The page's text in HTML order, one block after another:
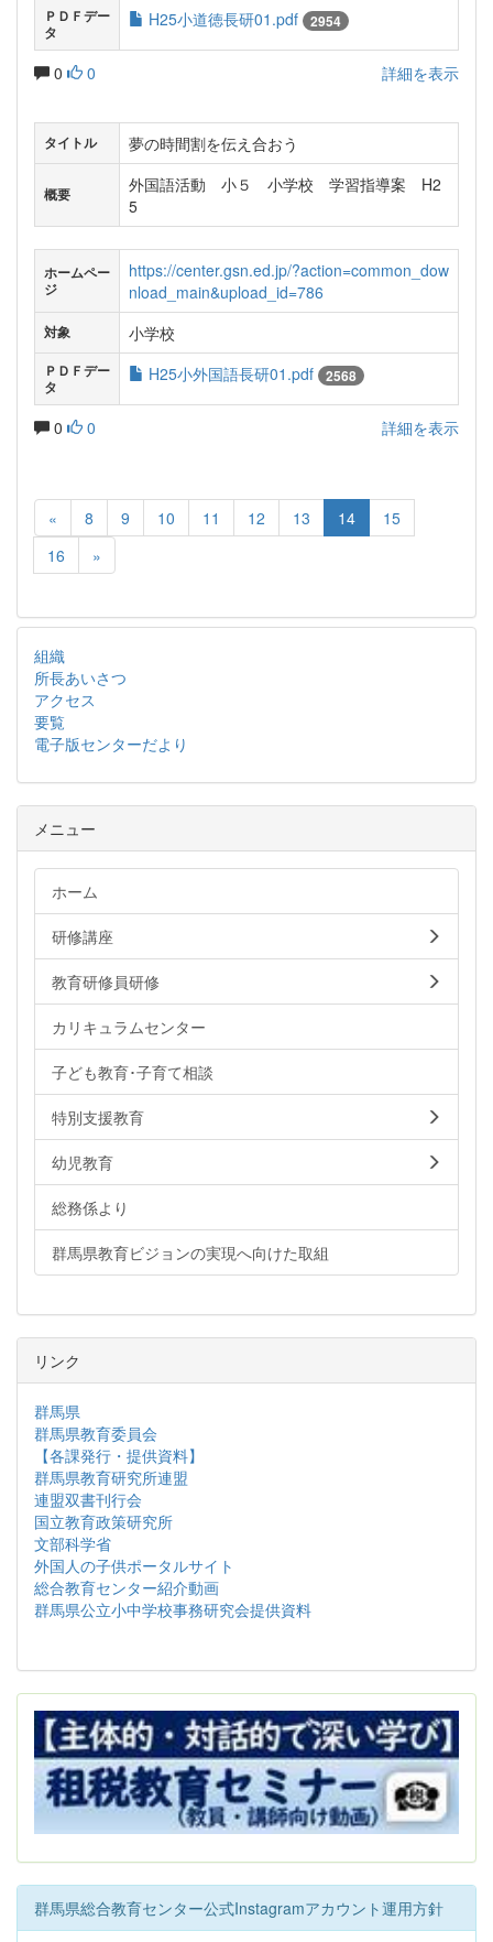
ＰＤＦデー
タ
H25小道徳長研01.pdf 2954
0 0 詳細を表示
タイトル 夢の時間割を伝え合おう
概要
外国語活動 小５ 小学校 学習指導案 H2
5
ホームペー
ジ
https://center.gsn.ed.jp/?action=common_dow
nload_main&upload_id=786
対象 小学校
ＰＤＦデー
タ
H25小外国語長研01.pdf 2568
0 0 詳細を表示
« 8 9 10 11 12 13 14
15
16
»
組織
所長あいさつ
アクセス
要覧
電子版センターだより
メニュー
ホーム
研修講座
教育研修員研修
カリキュラムセンター
子ども教育･子育て相談
特別支援教育
幼児教育
総務係より
群馬県教育ビジョンの実現へ向けた取組
リンク
群馬県
群馬県教育委員会
【各課発行・提供資料】
群馬県教育研究所連盟
連盟双書刊行会
国立教育政策研究所
文部科学省
外国人の子供ポータルサイト
総合教育センター紹介動画
群馬県公立小中学校事務研究会提供資料
群馬県総合教育センター公式Instagramアカウント運用方針